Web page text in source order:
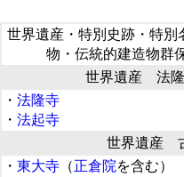
世界遺産・特別史跡・特別
物・伝統的建造物群
世界遺産 法隆
・ 法隆寺
・ 法起寺
世界遺産
・ 東大寺 （正倉院を含む）